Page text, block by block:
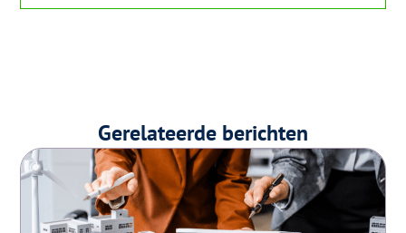
Gerelateerde berichten